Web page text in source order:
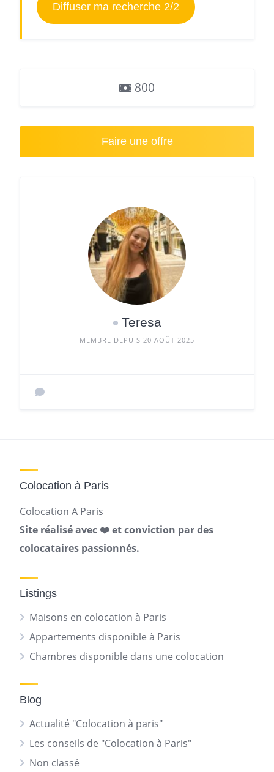
Diffuser ma recherche 2/2
800
Faire une offre
Teresa
MEMBRE DEPUIS 20 AOÛT 2025
Colocation à Paris
Colocation A Paris
Site réalisé avec ❤️ et conviction par des
colocataires passionnés.
Listings
Maisons en colocation à Paris
Appartements disponible à Paris
Chambres disponible dans une colocation
Blog
Actualité "Colocation à paris"
Les conseils de "Colocation à Paris"
Non classé